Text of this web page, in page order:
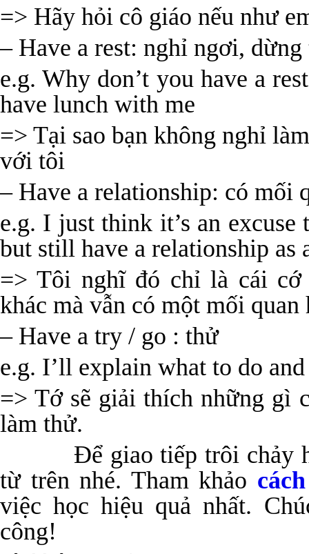
=> Hãy hỏi cô giáo nếu như
– Have a rest: nghỉ ngơi, dừng
e.g. Why don’t you have a
have lunch with me
=> Tại sao bạn không nghỉ
với tôi
– Have a relationship: có mối
e.g. I just think it’s an
but still have a relationship as
=> Tôi nghĩ đó chỉ là cái
khác mà vẫn có một mối
– Have a try / go : thử
e.g. I’ll explain what to do
=> Tớ sẽ giải thích những gì
làm thử.
Để giao tiếp trôi chảy
từ trên nhé. Tham khảo
việc học hiệu quả nhất.
công!